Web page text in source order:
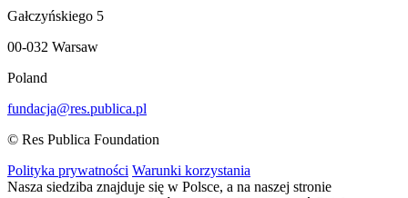
Gałczyńskiego 5
00-032 Warsaw
Poland
fundacja@res.publica.pl
© Res Publica Foundation
Polityka prywatności Warunki korzystania
Nasza siedziba znajduje się w Polsce, a na naszej stronie